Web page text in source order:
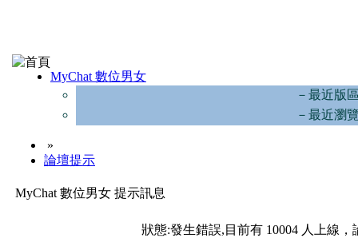
MyChat 數位男女
－最近版
－最近瀏
»
論壇提示
MyChat 數位男女 提示訊息
狀態:發生錯誤,目前有 10004 人上線